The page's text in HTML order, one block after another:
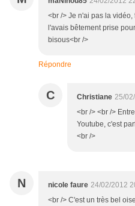
<br /> Je n'ai pas la
l'avais bêtement prise
bisous<br />
Répondre
C Christiane 25/
<br /> <br />
Youtube, c'est
<br />
N nicole faure 24/02/2012
<br /> C'est un très bel